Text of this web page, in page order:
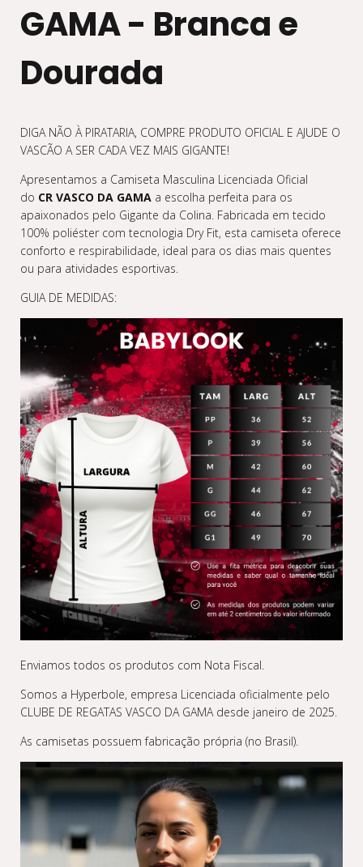
GAMA - Branca e
Dourada
DIGA NÃO À PIRATARIA, COMPRE PRODUTO OFICIAL E AJUDE O
VASCÃO A SER CADA VEZ MAIS GIGANTE!
Apresentamos a Camiseta Masculina Licenciada Oficial
do CR VASCO DA GAMA a escolha perfeita para os
apaixonados pelo Gigante da Colina. Fabricada em tecido
100% poliéster com tecnologia Dry Fit, esta camiseta oferece
conforto e respirabilidade, ideal para os dias mais quentes
ou para atividades esportivas.
GUIA DE MEDIDAS:
Enviamos todos os produtos com Nota Fiscal.
Somos a Hyperbole, empresa Licenciada oficialmente pelo
CLUBE DE REGATAS VASCO DA GAMA desde janeiro de 2025.
As camisetas possuem fabricação própria (no Brasil).